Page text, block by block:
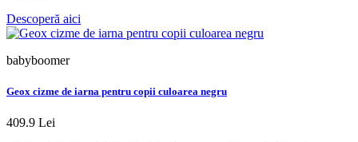
Descoperă aici
babyboomer
Geox cizme de iarna pentru copii culoarea negru
409.9 Lei